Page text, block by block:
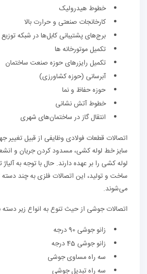
خطوط هیدرولیک
کارخانجات صنعتی و حرارت بالا
برج‌های پشتیبانی کابل‌ها در شبکه
تکمیل موتورخانه ها
تکمیل رایزرهای حوزه صنعت ساختمان
آبرسانی (حوزه کشاورزی)
حوزه حفاظ و نما
خطوط آتش نشانی
انتقال گاز در ساختمان‌های شهری
اتصالات قطعات فولادی وظایفی از قبیل تغییر
سایز خط لوله کشی، مسدود کردن جریان و
لوله کشی را بر عهده دارند. حال با توجه به آلیاژ
ساخت و تولید، این اتصالات فلزی به چند
می‌شوند.
اتصالات جوشی از حیث تنوع به انواع زیر
زانو جوشی 90 درجه
زانو جوشی 45 درجه
سه راه مساوی جوشی
سه راه تبدیل جوشی